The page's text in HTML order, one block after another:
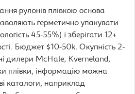
рулонів плівкою основа
герметично упакувати
45-55%) і зберігати 12+
Бюджет $10-50k. Окупність 2-
дилери McHale, Kverneland,
плівки, інформацію можна
каталоги, наприклад